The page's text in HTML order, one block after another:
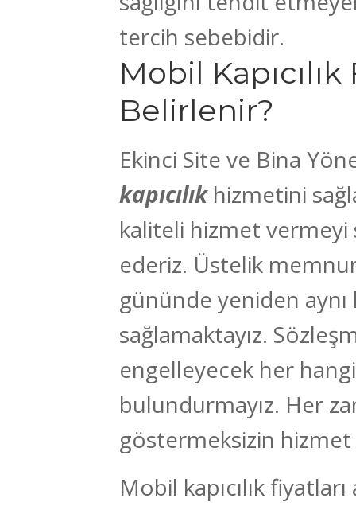
tercih sebebidir.
Mobil Kapıcılık
Belirlenir?
Ekinci Site ve Bina
kapıcılıkhizmetini
kaliteli hizmet
ederiz. Üstelik
gününde yeniden
sağlamaktayız.
engelleyecek her
bulundurmayız. Her
göstermeksizin hizmet
Mobil kapıcılık